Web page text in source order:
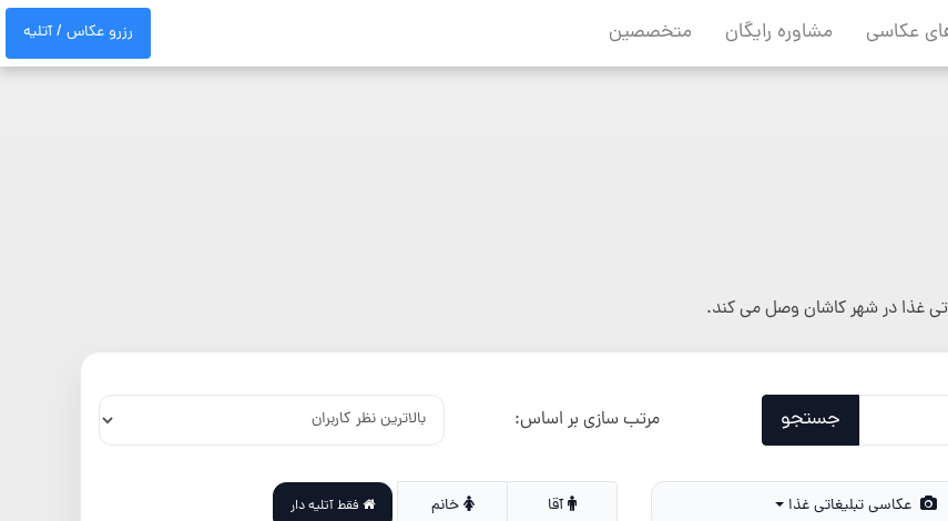
عکاسی مشاوره رایگان متخصصین رزرو عکاس / آتلیه
غذا در شهر کاشان وصل می کند.
جستجو مرتب سازی بر اساس:
عکاسی تبلیغاتی غذا آقا خانم فقط آتلیه دار